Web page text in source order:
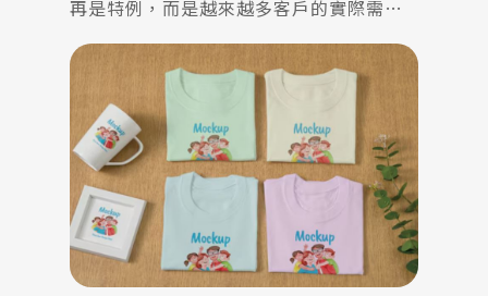
再是特例，而是越來越多客戶的實際需
與服飾印刷的品牌，讓不想一次做大量的
人，也能安心完成自己的設計。